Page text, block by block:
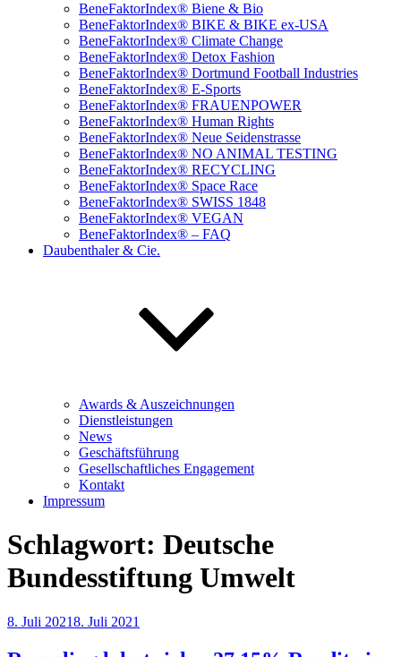
BeneFaktorIndex® Biene & Bio
BeneFaktorIndex® BIKE & BIKE ex-USA
BeneFaktorIndex® Climate Change
BeneFaktorIndex® Detox Fashion
BeneFaktorIndex® Dortmund Football Industries
BeneFaktorIndex® E-Sports
BeneFaktorIndex® FRAUENPOWER
BeneFaktorIndex® Human Rights
BeneFaktorIndex® Neue Seidenstrasse
BeneFaktorIndex® NO ANIMAL TESTING
BeneFaktorIndex® RECYCLING
BeneFaktorIndex® Space Race
BeneFaktorIndex® SWISS 1848
BeneFaktorIndex® VEGAN
BeneFaktorIndex® – FAQ
Daubenthaler & Cie.
Awards & Auszeichnungen
Dienstleistungen
News
Geschäftsführung
Gesellschaftliches Engagement
Kontakt
Impressum
Schlagwort: Deutsche
Bundesstiftung Umwelt
Veröffentlicht
8. Juli 20218. Juli 2021